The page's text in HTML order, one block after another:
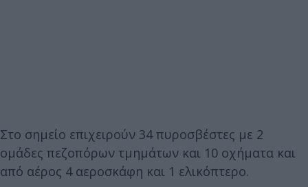
Στο σημείο επιχειρούν 34 πυροσβέστες με 2
ομάδες πεζοπόρων τμημάτων και 10 οχήματα και
από αέρος 4 αεροσκάφη και 1 ελικόπτερο.